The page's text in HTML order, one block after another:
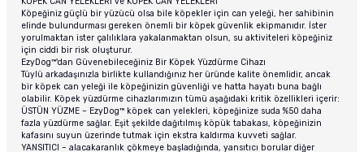
Köpeğiniz güçlü bir yüzücü olsa bile köpekler için can yeleği, her sahibinin
elinde bulundurması gereken önemli bir köpek güvenlik ekipmanıdır. İster
yorulmaktan ister çalılıklara yakalanmaktan olsun, su aktiviteleri köpeğiniz
için ciddi bir risk oluşturur.
EzyDog™'dan Güvenebileceğiniz Bir Köpek Yüzdürme Cihazı
Tüylü arkadaşınızla birlikte kullandığınız her üründe kalite önemlidir, ancak
bir köpek can yeleği ile köpeğinizin güvenliği ve hatta hayatı buna bağlı
olabilir. Köpek yüzdürme cihazlarımızın tümü aşağıdaki kritik özellikleri içerir:
ÜSTÜN YÜZME – EzyDog™ köpek can yelekleri, köpeğinize suda %50 daha
fazla yüzdürme sağlar. Eşit şekilde dağıtılmış köpük tabakası, köpeğinizin
kafasını suyun üzerinde tutmak için ekstra kaldırma kuvveti sağlar.
YANSITICI – alacakaranlık çökmeye başladığında, yansıtıcı borular diğer